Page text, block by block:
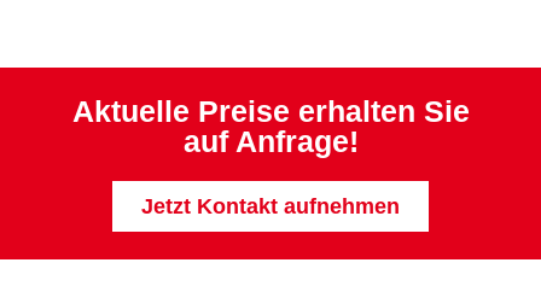
Aktuelle Preise erhalten Sie
auf Anfrage!
Jetzt Kontakt aufnehmen